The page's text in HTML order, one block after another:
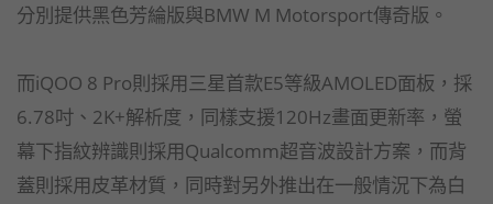
分別提供黑色芳綸版與BMW M Motorsport傳奇版。
而iQOO 8 Pro則採用三星首款E5等級AMOLED面板，採
6.78吋、2K+解析度，同樣支援120Hz畫面更新率，螢
幕下指紋辨識則採用Qualcomm超音波設計方案，而背
蓋則採用皮革材質，同時對另外推出在一般情況下為白